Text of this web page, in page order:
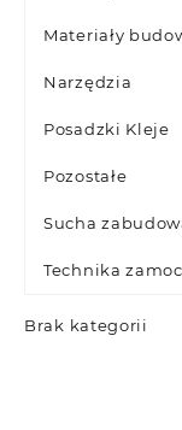
Materiały
Narzędzia
Posadzki Kleje
Pozostałe
Sucha
Technika
Brak kategorii